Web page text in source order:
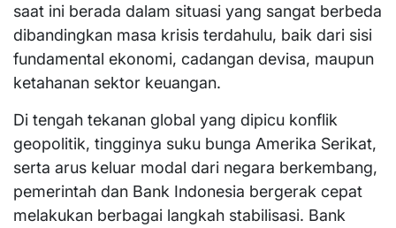
saat ini berada dalam situasi yang sangat berbeda
dibandingkan masa krisis terdahulu, baik dari sisi
fundamental ekonomi, cadangan devisa, maupun
ketahanan sektor keuangan.
Di tengah tekanan global yang dipicu konflik
geopolitik, tingginya suku bunga Amerika Serikat,
serta arus keluar modal dari negara berkembang,
pemerintah dan Bank Indonesia bergerak cepat
melakukan berbagai langkah stabilisasi. Bank